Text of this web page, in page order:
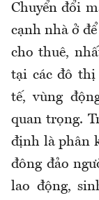
Chuyển đổi
cạnh nhà ở
cho thuê,
tại các đô
tế, vùng
quan trọng.
định là phân
đông đảo
lao động,